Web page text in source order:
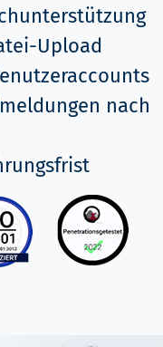
Upload
nach